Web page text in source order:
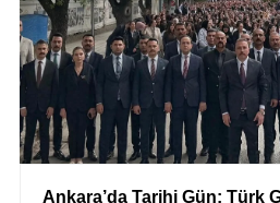
Ankara’da Tarihi Gün: Türk